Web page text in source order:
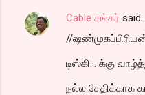
Cable சங்கர் said…
//ஷண்முகப்பிரியன்
டிஸ்கி... க்கு
நல்ல சேதிக்காக